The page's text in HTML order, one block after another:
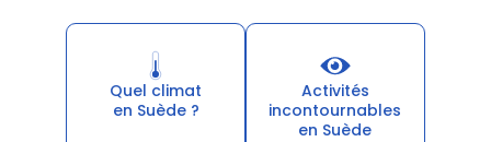
Quel climat
en Suède ?
Activités
incontournables
en Suède